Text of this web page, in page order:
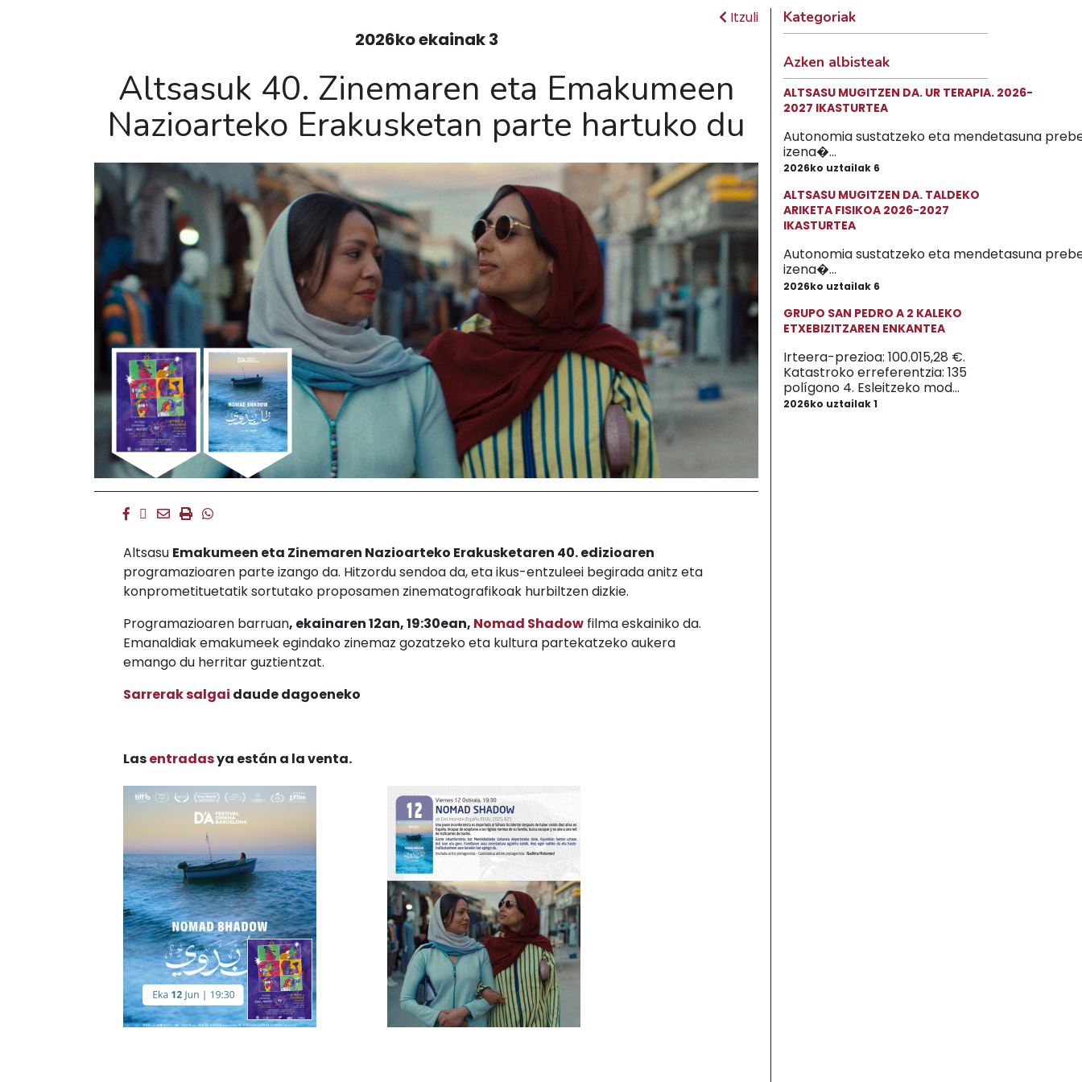
Itzuli
2026ko ekainak 3
Altsasuk 40. Zinemaren eta Emakumeen
Nazioarteko Erakusketan parte hartuko du
Facebook
Twitter
EmailImprimirWhatsapp
Altsasu Emakumeen eta Zinemaren Nazioarteko Erakusketaren 40. edizioaren
programazioaren parte izango da. Hitzordu sendoa da, eta ikus-entzuleei begirada anitz eta
konprometituetatik sortutako proposamen zinematografikoak hurbiltzen dizkie.
Programazioaren barruan, ekainaren 12an, 19:30ean, Nomad Shadowfilma eskainiko da.
Emanaldiak emakumeek egindako zinemaz gozatzeko eta kultura partekatzeko aukera
emango du herritar guztientzat.
Sarrerak salgai daude dagoeneko
Lasentradasya están a la venta.
Kategoriak
Azken albisteak
ALTSASU MUGITZEN DA. UR TERAPIA. 2026-
2027 IKASTURTEA
Autonomia sustatzeko eta mendetasuna
izena�...
2026ko uztailak 6
ALTSASU MUGITZEN DA. TALDEKO
ARIKETA FISIKOA 2026-2027
IKASTURTEA
Autonomia sustatzeko eta mendetasuna
izena�...
2026ko uztailak 6
GRUPO SAN PEDRO A 2 KALEKO
ETXEBIZITZAREN ENKANTEA
Irteera-prezioa: 100.015,28 €.
Katastroko erreferentzia: 135
polígono 4. Esleitzeko mod...
2026ko uztailak 1